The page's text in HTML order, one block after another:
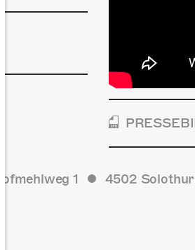
Kofmehlweg 1 4502